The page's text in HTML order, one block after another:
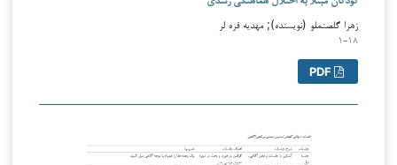
زهرا گلصنملو (نویسنده); مهدیه قره لر
۱-۱۸